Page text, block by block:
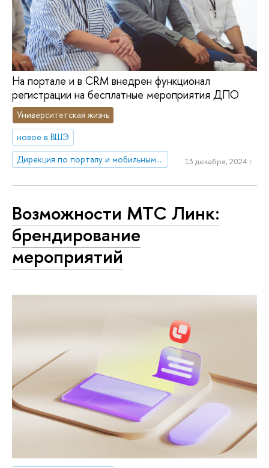
На портале и в CRM внедрен функционал
регистрации на бесплатные мероприятия ДПО
Университетская жизнь
новое в ВШЭ
Дирекция по порталу и мобильным приложениям
13 декабря, 2024 г.
Возможности МТС Линк:
брендирование
мероприятий